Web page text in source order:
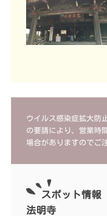
ウイルス感染症拡大防
の要請により、営業時
場合がありますのでご
スポット情報
法明寺